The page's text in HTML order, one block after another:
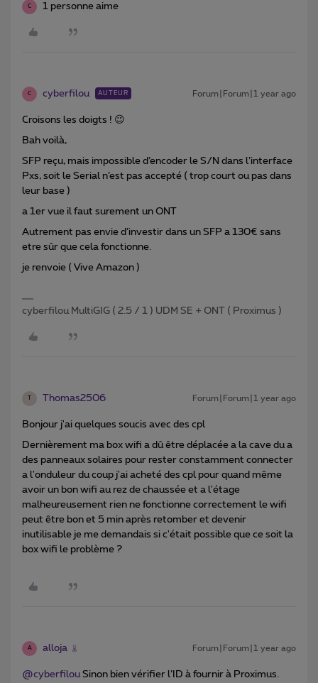
C 1 personne aime
C cyberfilou AUTEUR Forum|Forum|1 year ago
Croisons les doigts ! 😉
Bah voilà,
SFP reçu, mais impossible d’encoder le S/N dans l’interface
Pxs, soit le Serial n’est pas accepté ( trop court ou pas dans
leur base )
a 1er vue il faut surement un ONT
Autrement pas envie d’investir dans un SFP a 130€ sans
etre sûr que cela fonctionne.
je renvoie ( Vive Amazon )
cyberfilou MultiGIG ( 2.5 / 1 ) UDM SE + ONT ( Proximus )
Thomas2506 Forum|Forum|1 year ago
Bonjour j'ai quelques soucis avec des cpl
Dernièrement ma box wifi a dû être déplacée a la cave du a
des panneaux solaires pour rester constamment connecter
a l'onduleur du coup j'ai acheté des cpl pour quand même
avoir un bon wifi au rez de chaussée et a l'étage
malheureusement rien ne fonctionne correctement le wifi
peut être bon et 5 min après retomber et devenir
inutilisable je me demandais si c'était possible que ce soit la
box wifi le problème ?
A alloja Forum|Forum|1 year ago
@cyberfilouSinon bien vérifier l’ID à fournir à Proximus.